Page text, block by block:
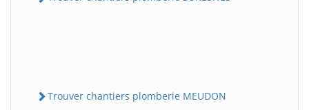
Trouver chantiers plomberie MEUDON